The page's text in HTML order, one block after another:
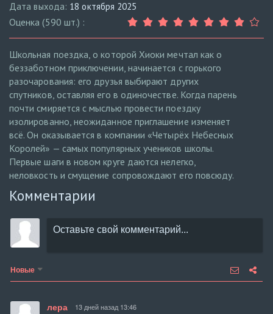
Дата выхода: 18 октября 2025
Оценка (590 шт.) :
Школьная поездка, о которой Хиоки мечтал как о
беззаботном приключении, начинается с горького
разочарования: его друзья выбирают других
спутников, оставляя его в одиночестве. Когда парень
почти смиряется с мыслью провести поездку
изолированно, неожиданное приглашение изменяет
всё. Он оказывается в компании «Четырёх Небесных
Королей» — самых популярных учеников школы.
Первые шаги в новом круге даются нелегко,
неловкость и смущение сопровождают его повсюду.
Комментарии
Новые
лера 13 дней назад 13:46